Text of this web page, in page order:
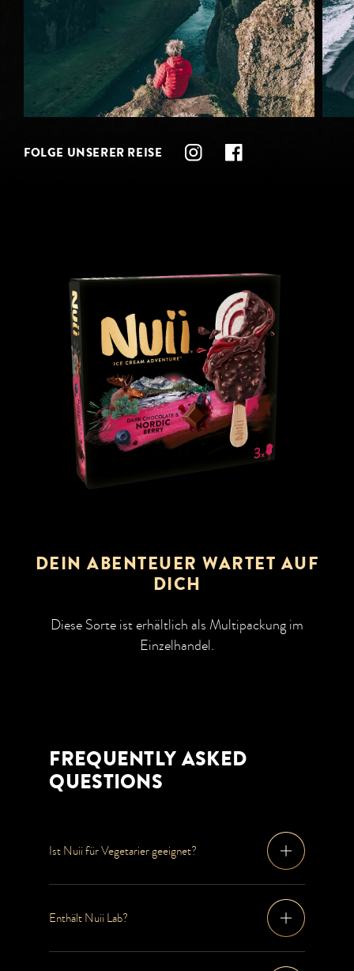
FOLGE UNSERER REISE
DEIN ABENTEUER WARTET AUF
DICH
Diese Sorte ist erhältlich als Multipackung im
Einzelhandel.
FREQUENTLY ASKED
QUESTIONS
Ist Nuii für Vegetarier geeignet?
Enthält Nuii Lab?